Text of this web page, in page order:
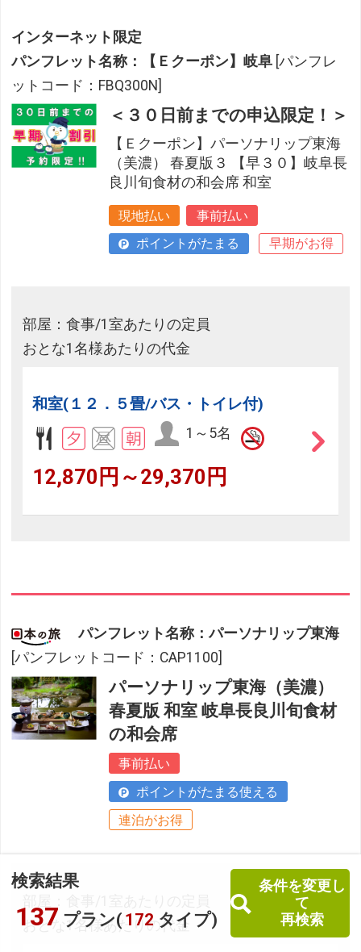
検索結果
137 プラン( 172 タイプ)
条件を変更し
て
再検索
インターネット限定
パンフレット名称：【Ｅクーポン】岐阜 [パンフレ
ットコード：FBQ300N]
＜３０日前までの申込限定！＞
【Ｅクーポン】パーソナリップ東海
（美濃） 春夏版３ 【早３０】岐阜長
良川旬食材の和会席 和室
現地払い
事前払い
ポイントがたまる
早期がお得
部屋：食事/1室あたりの定員
おとな1名様あたりの代金
和室(１２．５畳/バス・トイレ付)
1～5名
12,870円～29,370円
パンフレット名称：パーソナリップ東海
[パンフレットコード：CAP1100]
パーソナリップ東海（美濃）
春夏版 和室 岐阜長良川旬食材
の和会席
事前払い
ポイントがたまる使える
連泊がお得
おとな1名様あたりの代金